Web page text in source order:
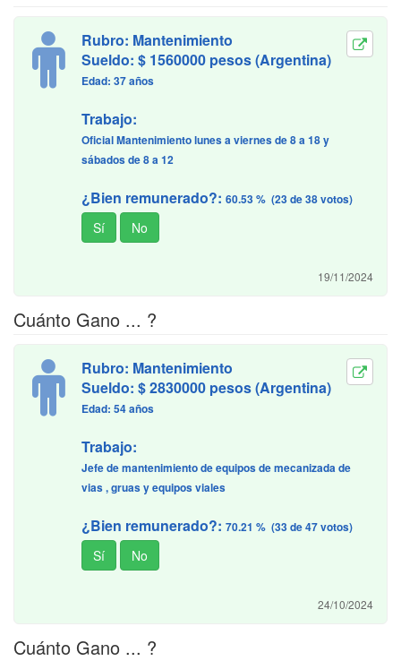
Rubro: Mantenimiento
Sueldo: $ 1560000 pesos (Argentina)
Edad: 37 años
Trabajo:
Oficial Mantenimiento lunes a viernes de 8 a 18 y
sábados de 8 a 12
¿Bien remunerado?: 60.53 % (23 de 38 votos)
19/11/2024
Cuánto Gano ... ?
Rubro: Mantenimiento
Sueldo: $ 2830000 pesos (Argentina)
Edad: 54 años
Trabajo:
Jefe de mantenimiento de equipos de mecanizada de
vias , gruas y equipos viales
¿Bien remunerado?: 70.21 % (33 de 47 votos)
24/10/2024
Cuánto Gano ... ?